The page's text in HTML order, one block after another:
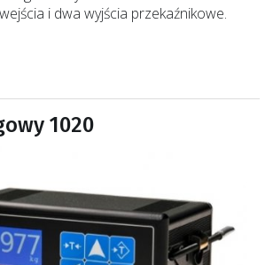
i dwa wyjścia przekaźnikowe.
1020